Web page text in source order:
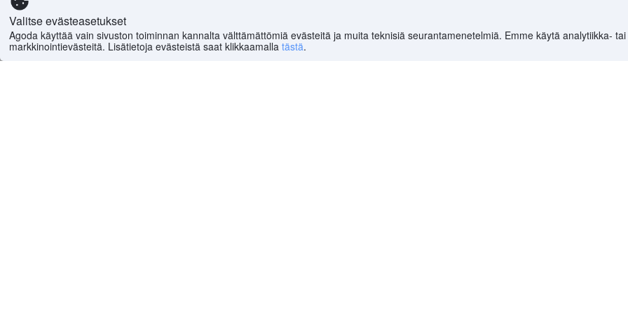
Valitse evästeasetukset
Agoda käyttää vain sivuston toiminnan kannalta välttämättömiä evästeitä ja muita teknisiä seurantamenetelmiä. Emme käytä analytiikka- tai
markkinointievästeitä. Lisätietoja evästeistä saat klikkaamalla tästä.
Gilimanukissa on monia hyviä hotelleja, joissa voit yöpyä vierailusi aikana. Muutamia hyviä vaihtoehtoja ovat The Arya guest house,
Hotel Dewi Warsiki ja Hotel Lestari. Nämä hotellit ovat kaikki hyvällä sijainnilla ja tarjoavat mukavat huoneet ja hyvät palvelut.
Gilimanuk: Mitä syödä?